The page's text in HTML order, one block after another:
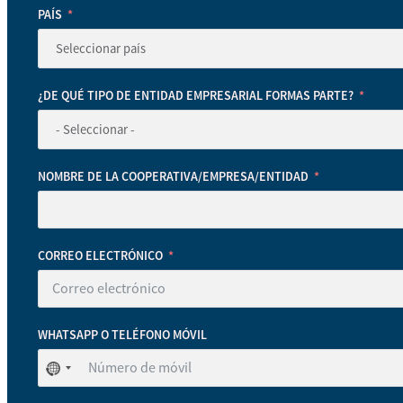
PAÍS
¿DE QUÉ TIPO DE ENTIDAD EMPRESARIAL FORMAS PARTE?
NOMBRE DE LA COOPERATIVA/EMPRESA/ENTIDAD
CORREO ELECTRÓNICO
WHATSAPP O TELÉFONO MÓVIL
No
se